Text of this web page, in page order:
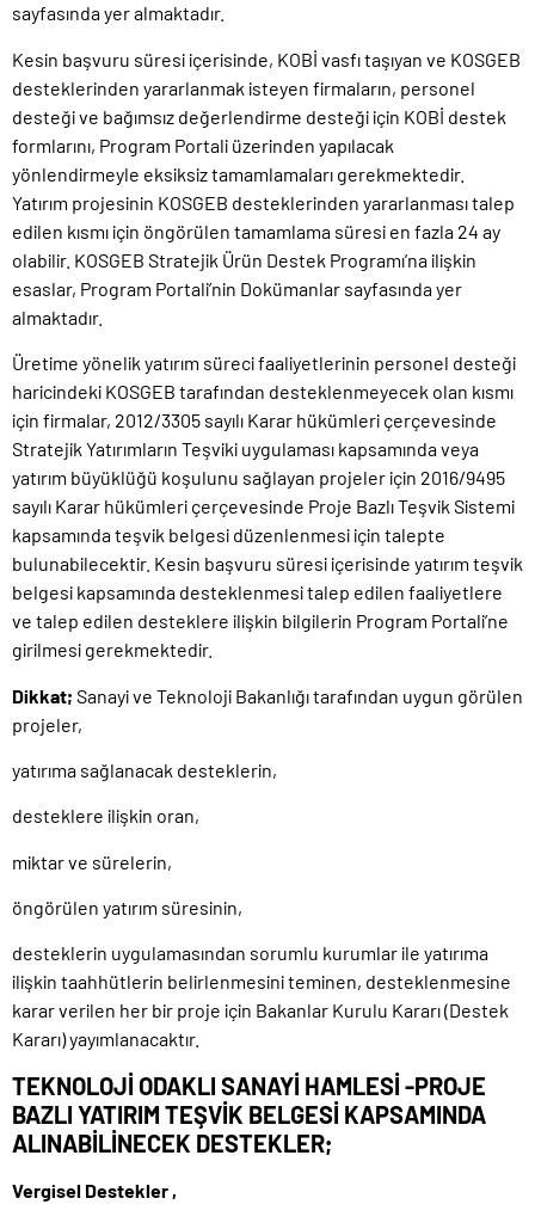
sayfasında yer almaktadır.
Kesin başvuru süresi içerisinde, KOBİ vasfı taşıyan ve KOSGEB
desteklerinden yararlanmak isteyen firmaların, personel
desteği ve bağımsız değerlendirme desteği için KOBİ destek
formlarını, Program Portali üzerinden yapılacak
yönlendirmeyle eksiksiz tamamlamaları gerekmektedir.
Yatırım projesinin KOSGEB desteklerinden yararlanması talep
edilen kısmı için öngörülen tamamlama süresi en fazla 24 ay
olabilir. KOSGEB Stratejik Ürün Destek Programı’na ilişkin
esaslar, Program Portali’nin Dokümanlar sayfasında yer
almaktadır.
Üretime yönelik yatırım süreci faaliyetlerinin personel desteği
haricindeki KOSGEB tarafından desteklenmeyecek olan kısmı
için firmalar, 2012/3305 sayılı Karar hükümleri çerçevesinde
Stratejik Yatırımların Teşviki uygulaması kapsamında veya
yatırım büyüklüğü koşulunu sağlayan projeler için 2016/9495
sayılı Karar hükümleri çerçevesinde Proje Bazlı Teşvik Sistemi
kapsamında teşvik belgesi düzenlenmesi için talepte
bulunabilecektir. Kesin başvuru süresi içerisinde yatırım teşvik
belgesi kapsamında desteklenmesi talep edilen faaliyetlere
ve talep edilen desteklere ilişkin bilgilerin Program Portali’ne
girilmesi gerekmektedir.
Dikkat; Sanayi ve Teknoloji Bakanlığı tarafından uygun görülen
projeler,
yatırıma sağlanacak desteklerin,
desteklere ilişkin oran,
miktar ve sürelerin,
öngörülen yatırım süresinin,
desteklerin uygulamasından sorumlu kurumlar ile yatırıma
ilişkin taahhütlerin belirlenmesini teminen, desteklenmesine
karar verilen her bir proje için Bakanlar Kurulu Kararı (Destek
Kararı) yayımlanacaktır.
TEKNOLOJİ ODAKLI SANAYİ HAMLESİ -PROJE
BAZLI YATIRIM TEŞVİK BELGESİ KAPSAMINDA
ALINABİLİNECEK DESTEKLER;
Vergisel Destekler ,